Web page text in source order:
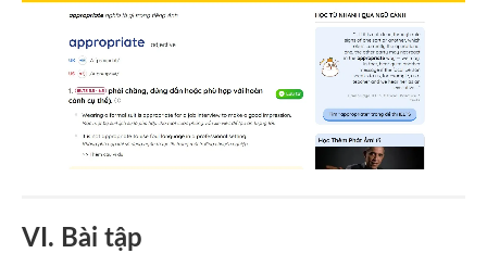
VI. Bài tập